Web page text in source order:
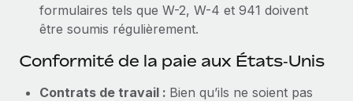
formulaires tels que W-2, W-4 et 941 doivent
être soumis régulièrement.
Conformité de la paie aux États‑Unis
Contrats de travail : Bien qu’ils ne soient pas